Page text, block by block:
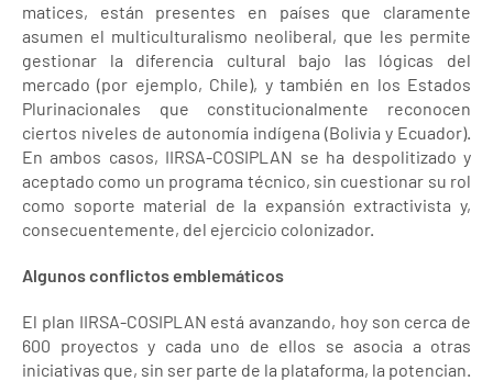
matices, están presentes en países que claramente
asumen el multiculturalismo neoliberal, que les permite
gestionar la diferencia cultural bajo las lógicas del
mercado (por ejemplo, Chile), y también en los Estados
Plurinacionales que constitucionalmente reconocen
ciertos niveles de autonomía indígena (Bolivia y Ecuador).
En ambos casos, IIRSA-COSIPLAN se ha despolitizado y
aceptado como un programa técnico, sin cuestionar su rol
como soporte material de la expansión extractivista y,
consecuentemente, del ejercicio colonizador.
Algunos conflictos emblemáticos
El plan IIRSA-COSIPLAN está avanzando, hoy son cerca de
600 proyectos y cada uno de ellos se asocia a otras
iniciativas que, sin ser parte de la plataforma, la potencian.